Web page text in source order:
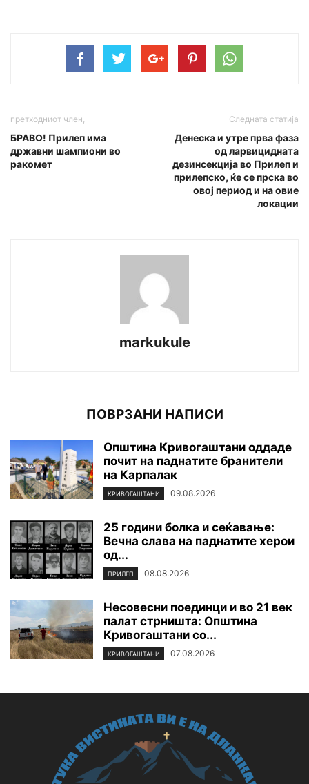
претходниот член,
БРАВО! Прилеп има
државни шампиони во
ракомет
Следната статија
Денеска и утре прва фаза
од ларвицидната
дезинсекција во Прилеп и
прилепско, ќе се прска во
овој период и на овие
локации
markukule
ПОВРЗАНИ НАПИСИ
Општина Кривогаштани оддаде
почит на паднатите бранители
на Карпалак
КРИВОГАШТАНИ 09.08.2026
25 години болка и сеќавање:
Вечна слава на паднатите xepoи
од...
ПРИЛЕП 08.08.2026
Несовесни поединци и во 21 век
палат стрништа: Општина
Кривогаштани со...
КРИВОГАШТАНИ 07.08.2026